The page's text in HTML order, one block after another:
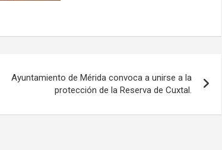
Ayuntamiento de Mérida convoca a unirse a la
protección de la Reserva de Cuxtal.